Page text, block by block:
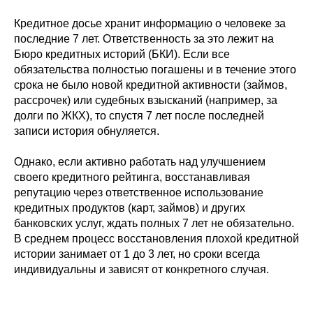
Кредитное досье хранит информацию о человеке за
последние 7 лет. Ответственность за это лежит на
Бюро кредитных историй (БКИ). Если все
обязательства полностью погашены и в течение этого
срока не было новой кредитной активности (займов,
рассрочек) или судебных взысканий (например, за
долги по ЖКХ), то спустя 7 лет после последней
записи история обнуляется.
Однако, если активно работать над улучшением
своего кредитного рейтинга, восстанавливая
репутацию через ответственное использование
кредитных продуктов (карт, займов) и других
банковских услуг, ждать полных 7 лет не обязательно.
В среднем процесс восстановления плохой кредитной
истории занимает от 1 до 3 лет, но сроки всегда
индивидуальны и зависят от конкретного случая.